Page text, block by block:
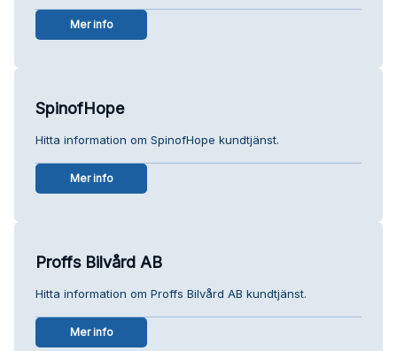
Mer info
SpinofHope
Hitta information om SpinofHope kundtjänst.
Mer info
Proffs Bilvård AB
Hitta information om Proffs Bilvård AB kundtjänst.
Mer info